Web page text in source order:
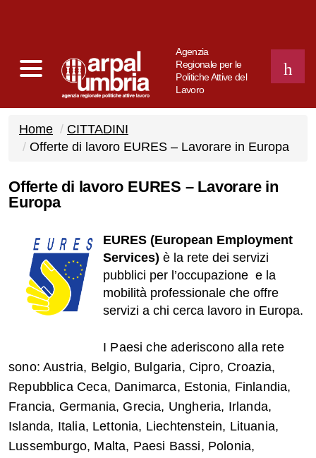
Agenzia
Regionale per le
Politiche Attive del
Lavoro
CERCA
Home
CITTADINI
Offerte di lavoro EURES – Lavorare in Europa
Offerte di lavoro EURES – Lavorare in
Europa
EURES (European Employment
Services) è la rete dei servizi
pubblici per l’occupazione e la
mobilità professionale che offre
servizi a chi cerca lavoro in Europa.
I Paesi che aderiscono alla rete
sono: Austria, Belgio, Bulgaria, Cipro, Croazia,
Repubblica Ceca, Danimarca, Estonia, Finlandia,
Francia, Germania, Grecia, Ungheria, Irlanda,
Islanda, Italia, Lettonia, Liechtenstein, Lituania,
Lussemburgo, Malta, Paesi Bassi, Polonia,